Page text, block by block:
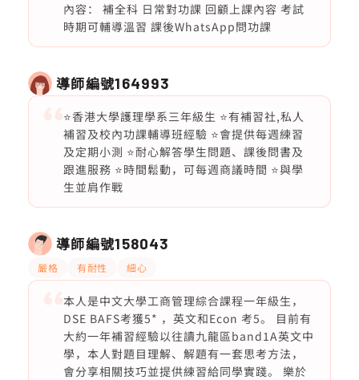
內容： 補全科 日常對功課 回顧上課內容 考試
時期可輔導溫習 課後WhatsApp問功課
導師編號164993
⭐️香港大學護理學系三年級生 ⭐️有補習社,私人
補習及校內功課輔導班經驗 ⭐️會提供每週練習
及定期小測 ⭐️耐心解答學生問題、課後問書及
跟進服務 ⭐️時間鬆動，可每週商議時間 ⭐️與學
生並肩作戰
導師編號158043
嚴格 有耐性 細心
本人是中文大學工商管理綜合課程一年級生，
DSE BAFS考獲5* ，英文和Econ 考5。 目前有
大約一年補習經驗以往讀九龍區band1A英文中
學，本人對題目理解、解題有一套思考方法，
會分享相關技巧並提供練習給同學實踐。 樂於